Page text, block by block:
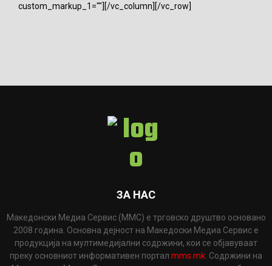
custom_markup_1=""][/vc_column][/vc_row]
ЗА НАС
Македонски Медиа Сервис (ММС) е трговско друштво основано
2008 година. Основна дејност на Македоски Медиа Сервис е
продукција на мултимедијални содржини, кои се објавуваат
преку основниот информативен портал mms.mk . Содржини на